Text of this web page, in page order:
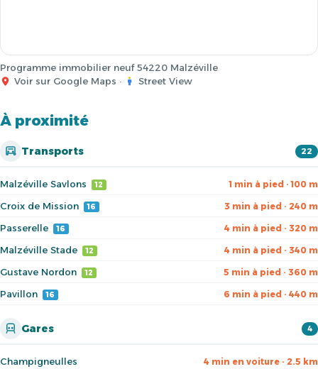
Programme immobilier neuf 54220 Malzéville
Voir sur Google Maps · Street View
À proximité
Transports 22
Malzéville Savlons 12 1 min à pied · 100 m
Croix de Mission 16 3 min à pied · 240 m
Passerelle 16 4 min à pied · 320 m
Malzéville Stade 12 4 min à pied · 340 m
Gustave Nordon 12 5 min à pied · 360 m
Pavillon 16 6 min à pied · 440 m
Gares 4
Champigneulles 4 min en voiture · 2.5 km